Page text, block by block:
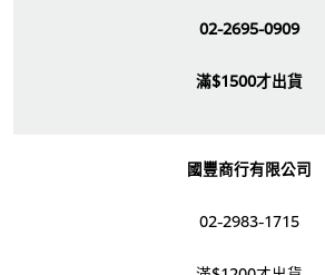
02-2695-0909
滿$1500才出貨
國豐商行有限公司
02-2983-1715